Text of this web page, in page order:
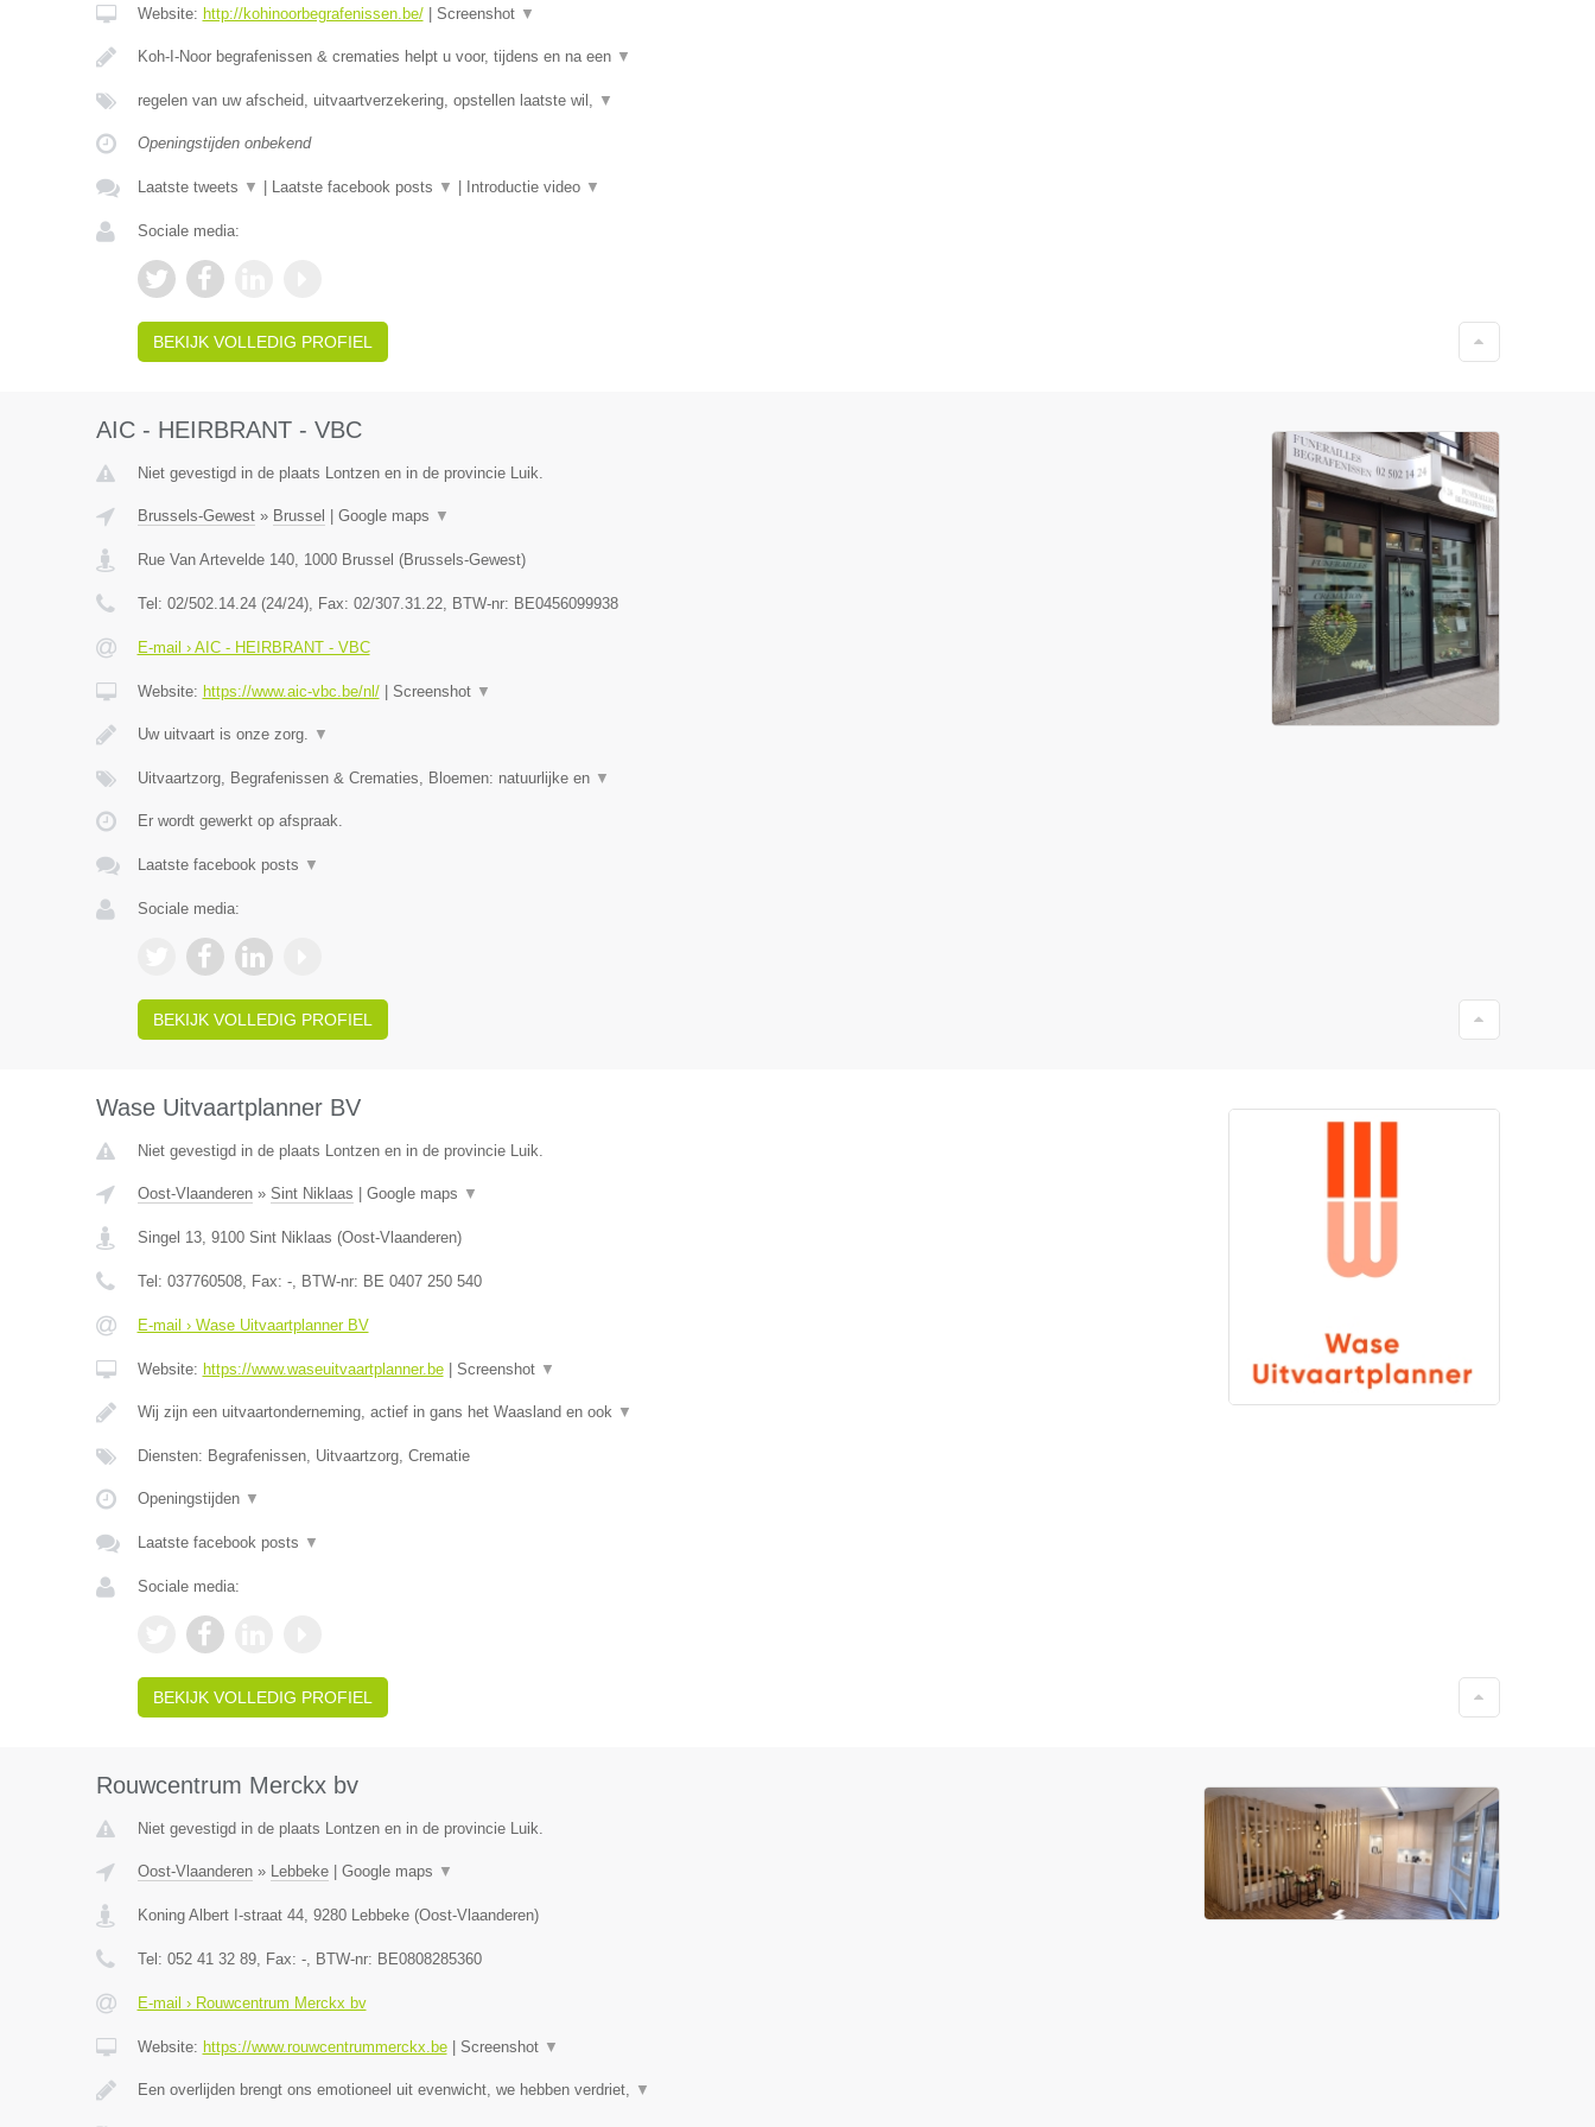
Website: http://kohinoorbegrafenissen.be/| Screenshot ▼
Koh-I-Noor begrafenissen & crematies helpt u voor, tijdens en na een ▼
regelen van uw afscheid, uitvaartverzekering, opstellen laatste wil, ▼
Openingstijden onbekend
Laatste tweets ▼ Laatste facebook posts ▼ Introductie video ▼
Sociale media:
BEKIJK VOLLEDIG PROFIEL
AIC - HEIRBRANT - VBC
Niet gevestigd in de plaats Lontzen en in de provincie Luik.
Brussels-Gewest» Brussel Google maps ▼
Rue Van Artevelde 140, 1000 Brussel (Brussels-Gewest)
Tel: 02/502.14.24 (24/24), Fax: 02/307.31.22, BTW-nr: BE0456099938
E-mail › AIC - HEIRBRANT - VBC
Website: https://www.aic-vbc.be/nl/| Screenshot ▼
Uw uitvaart is onze zorg. ▼
Uitvaartzorg, Begrafenissen & Crematies, Bloemen: natuurlijke en ▼
Er wordt gewerkt op afspraak.
Laatste facebook posts ▼
Sociale media:
BEKIJK VOLLEDIG PROFIEL
Wase Uitvaartplanner BV
Niet gevestigd in de plaats Lontzen en in de provincie Luik.
Oost-Vlaanderen» Sint Niklaas Google maps ▼
Singel 13, 9100 Sint Niklaas (Oost-Vlaanderen)
Tel: 037760508, Fax: -, BTW-nr: BE 0407 250 540
E-mail › Wase Uitvaartplanner BV
Website: https://www.waseuitvaartplanner.be| Screenshot ▼
Wij zijn een uitvaartonderneming, actief in gans het Waasland en ook ▼
Diensten: Begrafenissen, Uitvaartzorg, Crematie
Openingstijden ▼
Laatste facebook posts ▼
Sociale media:
BEKIJK VOLLEDIG PROFIEL
Rouwcentrum Merckx bv
Niet gevestigd in de plaats Lontzen en in de provincie Luik.
Oost-Vlaanderen» Lebbeke| Google maps ▼
Koning Albert I-straat 44, 9280 Lebbeke(Oost-Vlaanderen)
Tel: 052 41 32 89, Fax: -, BTW-nr: BE0808285360
E-mail › Rouwcentrum Merckx bv
Website: https://www.rouwcentrummerckx.be| Screenshot ▼
Een overlijden brengt ons emotioneel uit evenwicht, we hebben verdriet, ▼